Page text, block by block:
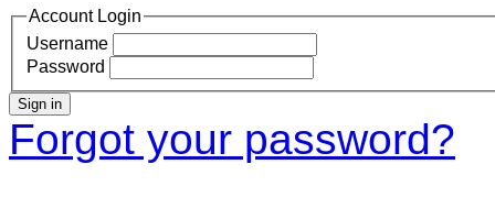
Account Login
Username
Password
Sign in
Forgot your password?